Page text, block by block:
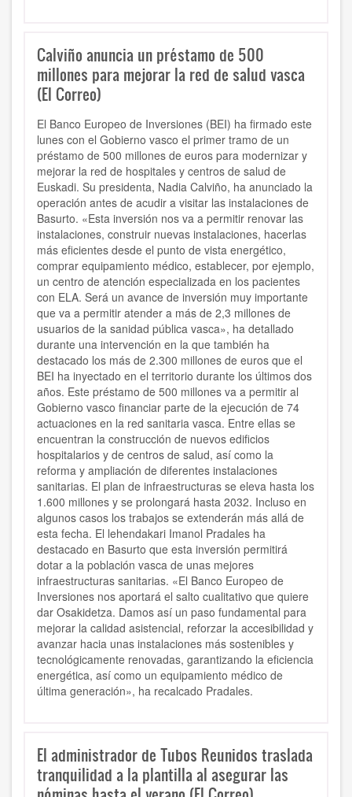
Calviño anuncia un préstamo de 500
millones para mejorar la red de salud vasca
(El Correo)
El Banco Europeo de Inversiones (BEI) ha firmado este
lunes con el Gobierno vasco el primer tramo de un
préstamo de 500 millones de euros para modernizar y
mejorar la red de hospitales y centros de salud de
Euskadi. Su presidenta, Nadia Calviño, ha anunciado la
operación antes de acudir a visitar las instalaciones de
Basurto. «Esta inversión nos va a permitir renovar las
instalaciones, construir nuevas instalaciones, hacerlas
más eficientes desde el punto de vista energético,
comprar equipamiento médico, establecer, por ejemplo,
un centro de atención especializada en los pacientes
con ELA. Será un avance de inversión muy importante
que va a permitir atender a más de 2,3 millones de
usuarios de la sanidad pública vasca», ha detallado
durante una intervención en la que también ha
destacado los más de 2.300 millones de euros que el
BEI ha inyectado en el territorio durante los últimos dos
años. Este préstamo de 500 millones va a permitir al
Gobierno vasco financiar parte de la ejecución de 74
actuaciones en la red sanitaria vasca. Entre ellas se
encuentran la construcción de nuevos edificios
hospitalarios y de centros de salud, así como la
reforma y ampliación de diferentes instalaciones
sanitarias. El plan de infraestructuras se eleva hasta los
1.600 millones y se prolongará hasta 2032. Incluso en
algunos casos los trabajos se extenderán más allá de
esta fecha. El lehendakari Imanol Pradales ha
destacado en Basurto que esta inversión permitirá
dotar a la población vasca de unas mejores
infraestructuras sanitarias. «El Banco Europeo de
Inversiones nos aportará el salto cualitativo que quiere
dar Osakidetza. Damos así un paso fundamental para
mejorar la calidad asistencial, reforzar la accesibilidad y
avanzar hacia unas instalaciones más sostenibles y
tecnológicamente renovadas, garantizando la eficiencia
energética, así como un equipamiento médico de
última generación», ha recalcado Pradales.
El administrador de Tubos Reunidos traslada
tranquilidad a la plantilla al asegurar las